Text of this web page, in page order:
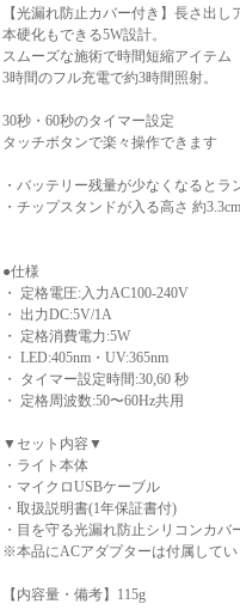
【光漏れ防止カバー付き】長さ出
本硬化もできる5W設計。
スムーズな施術で時間短縮アイテム
3時間のフル充電で約3時間照射。
30秒・60秒のタイマー設定
タッチボタンで楽々操作できます
・バッテリー残量が少なくなるとラ
・チップスタンドが入る高さ 約
●仕様
・ 定格電圧:入力AC100-240V
・ 出力DC:5V/1A
・ 定格消費電力:5W
・ LED:405nm・UV:365nm
・ タイマー設定時間:30,60 秒
・ 定格周波数:50〜60Hz共用
▼セット内容▼
・ライト本体
・マイクロUSBケーブル
・取扱説明書(1年保証書付)
・目を守る光漏れ防止シリコンカバ
※本品にACアダプターは付属してい
【内容量・備考】115g